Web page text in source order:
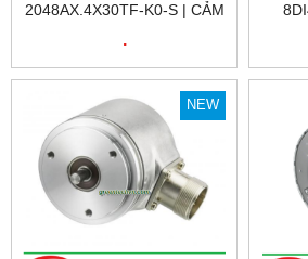
2048AX.4X30TF-K0-S | CẢM
HENGSTLER VIỆT NAM
.
NEW